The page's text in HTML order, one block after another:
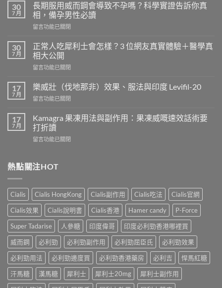
30
7 月
長期服用威而鋼會導致不孕嗎？科學實證告訴你真
相，備孕男性必讀
在
期
服
用
威
鋼
導
不
孕
嗎？
實
證
你
真
相，
備
孕
男
必
讀〉
留言功能已關閉
30
7 月
正常人吃犀利士會怎樣？3 位網友真實體驗＋醫學真
相大公開
在
常
人
吃
利
士
怎
位
真
實
體
驗
＋
醫
真
相
大
開〉
留言功能已關閉
17
7 月
樂威壯（伐地那非）效果、服法與印度 Levifil-20
在
威
壯
（伐
地
效
法
與
印
度
Levifil-
20〉
留言功能已關閉
17
7 月
Kamagra 果凍用法與副作用：果凍威嘅速效話術要
打折讀
在
凍
用
與
副
作
用：
果
凍
嘅
速
效
術
留言功能已關閉
熱點關注HOT
Cialis Cialis HongKong Cialis副作用 Cialis吃法
Cialis官網
Cialis效果
Cialis說明書 Cialis香港 Hamer candy
P-Force
Super Tadarise
人參糖 印度偉哥
印度必利勁香港哪裡買
威而鋼
必利勁 必利勁副作用 必利勁屈臣氏
必利勁效果
必利勁用法
必利勁邊度買 必利勁香港藥房 必利吉
悍馬紅糖
汗馬糖
漢馬糖 犀利士 犀利士20mg
犀利士副作用